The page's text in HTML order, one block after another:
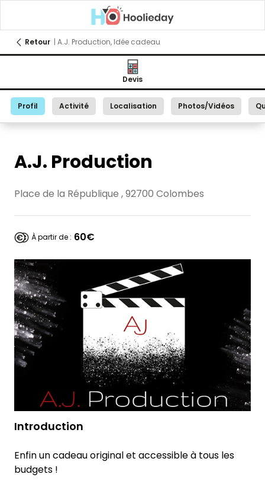
Retour | A.J. Production, Idée cadeau
Devis
Profil Activité Localisation Photos/Vidéos
A.J. Production
Place de la République , 92700 Colombes
À partir de : 60€
Introduction
Enfin un cadeau original et accessible à tous les
budgets !